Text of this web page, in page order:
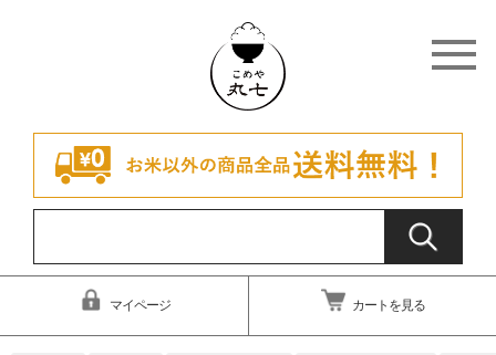
マイページ カートを見る